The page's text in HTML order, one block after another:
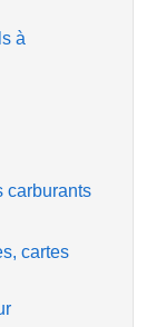
à
carburants
cartes